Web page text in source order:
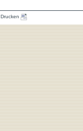
Drucken